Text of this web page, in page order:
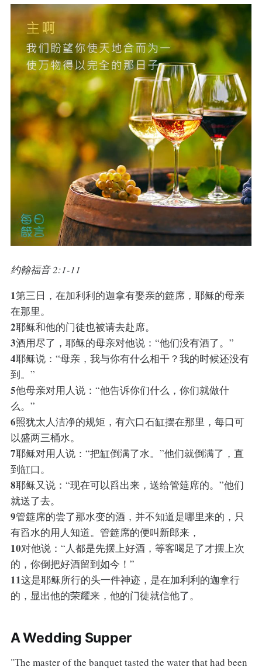
约翰福音 2:1-11
1第三日，在加利利的迦拿有娶亲的筵席，耶稣的母亲
在那里。
2耶稣和他的门徒也被请去赴席。
3酒用尽了，耶稣的母亲对他说：“他们没有酒了。”
4耶稣说：“母亲，我与你有什么相干？我的时候还没有
到。”
5他母亲对用人说：“他告诉你们什么，你们就做什
么。”
6照犹太人洁净的规矩，有六口石缸摆在那里，每口可
以盛两三桶水。
7耶稣对用人说：“把缸倒满了水。”他们就倒满了，直
到缸口。
8耶稣又说：“现在可以舀出来，送给管筵席的。”他们
就送了去。
9管筵席的尝了那水变的酒，并不知道是哪里来的，只
有舀水的用人知道。管筵席的便叫新郎来，
10对他说：“人都是先摆上好酒，等客喝足了才摆上次
的，你倒把好酒留到如今！”
11这是耶稣所行的头一件神迹，是在加利利的迦拿行
的，显出他的荣耀来，他的门徒就信他了。
A Wedding Supper
"The master of the banquet tasted the water that had been